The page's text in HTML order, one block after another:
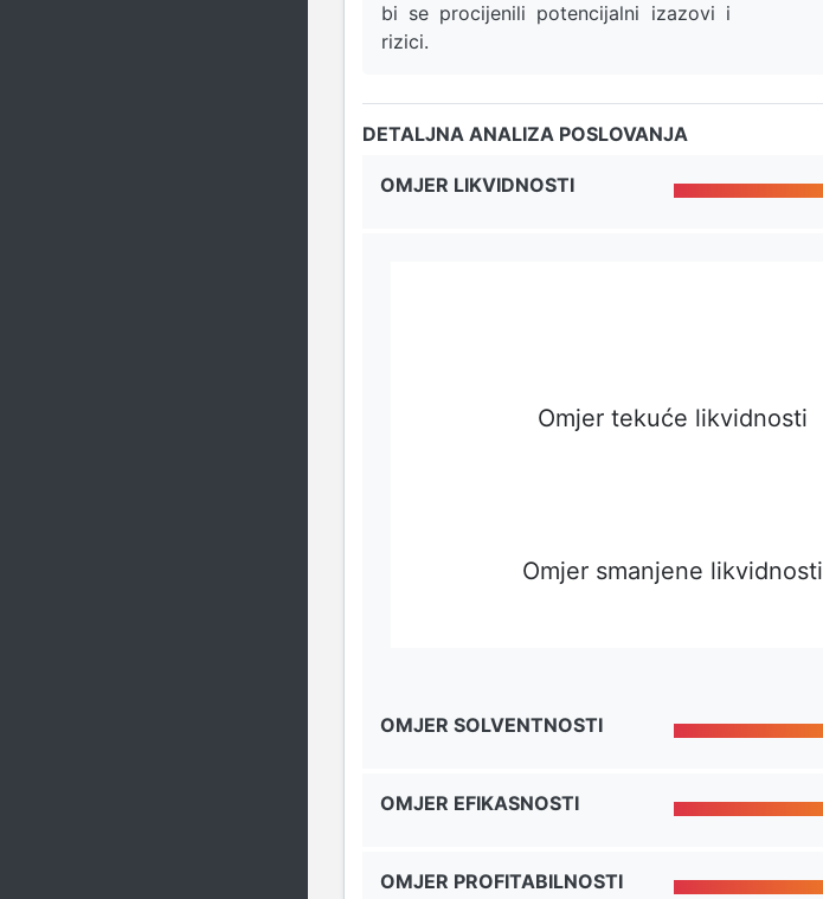
bi se procijenili potencijalni izazovi i
rizici.
DETALJNA ANALIZA POSLOVANJA
OMJER LIKVIDNOSTI
Omjer tekuće likvidnosti
Omjer smanjene likvidnosti
OMJER SOLVENTNOSTI
OMJER EFIKASNOSTI
OMJER PROFITABILNOSTI